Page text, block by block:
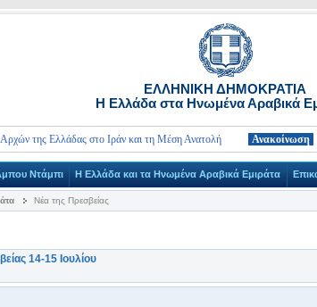
ΕΛΛΗΝΙΚΗ ΔΗΜΟΚΡΑΤΙΑ
Η Ελλάδα στα Ηνωμένα Αραβικά
της Ελλάδας στο Ιράν και τη Μέση Ανατολή Ανακοίνωση
Ντάμπι Η Ελλάδα και τα Ηνωμένα Αραβικά Εμιράτα
Νέα της Πρεσβείας
14-15 Ιουλίου